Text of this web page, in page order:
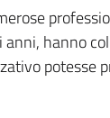
anni, hanno
potesse